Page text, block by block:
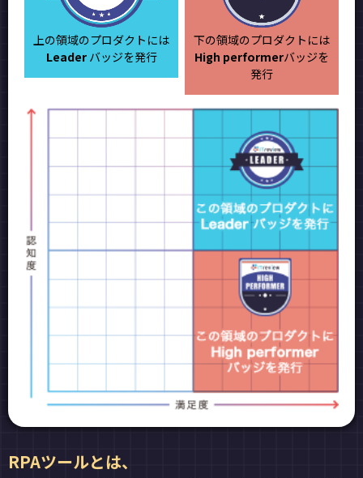
上の領域のプロダクトには
Leaderバッジを発行
下の領域のプロダクトには
High performerバッジを
発行
RPAツールとは、